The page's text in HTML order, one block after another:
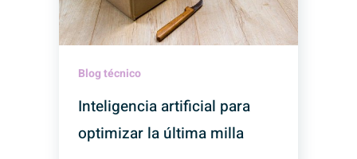
Blog técnico
Inteligencia artificial para
optimizar la última milla